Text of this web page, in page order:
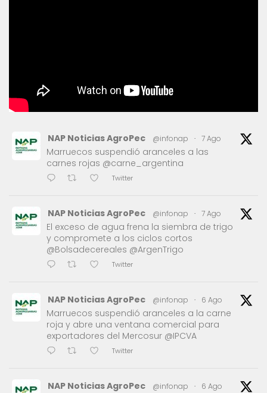
NAP Noticias AgroPec @infonap · 7 Ago
Marruecos suspendió aranceles a las
carnes rojas @carne_argentina
Twitter
NAP Noticias AgroPec @infonap · 7 Ago
El exceso de agua frena la siembra de trigo
y compromete a los ciclos cortos
@Bolsadecereales @ArgenTrigo
Twitter
NAP Noticias AgroPec @infonap · 6 Ago
Marruecos suspendió aranceles a la carne
roja y abre una ventana comercial para
exportadores del Mercosur @IPCVA
Twitter
NAP Noticias AgroPec @infonap · 6 Ago